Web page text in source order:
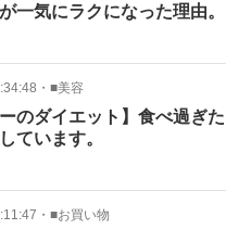
一気にラクになった理由。
・ ■美容
ーのダイエット】食べ過ぎた
ています。
・ ■お買い物